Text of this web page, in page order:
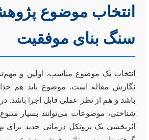
انتخاب موضوع
سنگ بنای موفقیت
انتخاب یک موضوع مناسب، اولین و
نگارش مقاله است. موضوع باید هم
باشد و هم از نظر عملی قابل اجرا باشد.
شناختی، موضوعات می‌توانند بسیار متنوع
اثربخشی یک پروتکل درمانی جدید برای